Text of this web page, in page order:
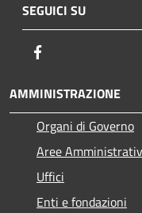
SEGUICI SU
AMMINISTRAZIONE
Organi di Governo
Aree
Uffici
Enti e fondazioni